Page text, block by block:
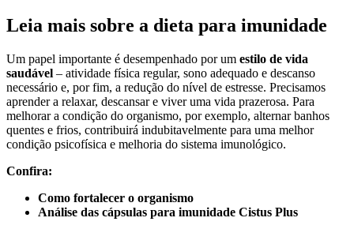
Leia mais sobre a dieta para imunidade
Um papel importante é desempenhado por um estilo de vida
saudável – atividade física regular, sono adequado e descanso
necessário e, por fim, a redução do nível de estresse. Precisamos
aprender a relaxar, descansar e viver uma vida prazerosa. Para
melhorar a condição do organismo, por exemplo, alternar banhos
quentes e frios, contribuirá indubitavelmente para uma melhor
condição psicofísica e melhoria do sistema imunológico.
Confira:
Como fortalecer o organismo
Análise das cápsulas para imunidade Cistus Plus